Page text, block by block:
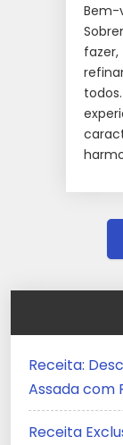
Receita:
Assada com
Receita